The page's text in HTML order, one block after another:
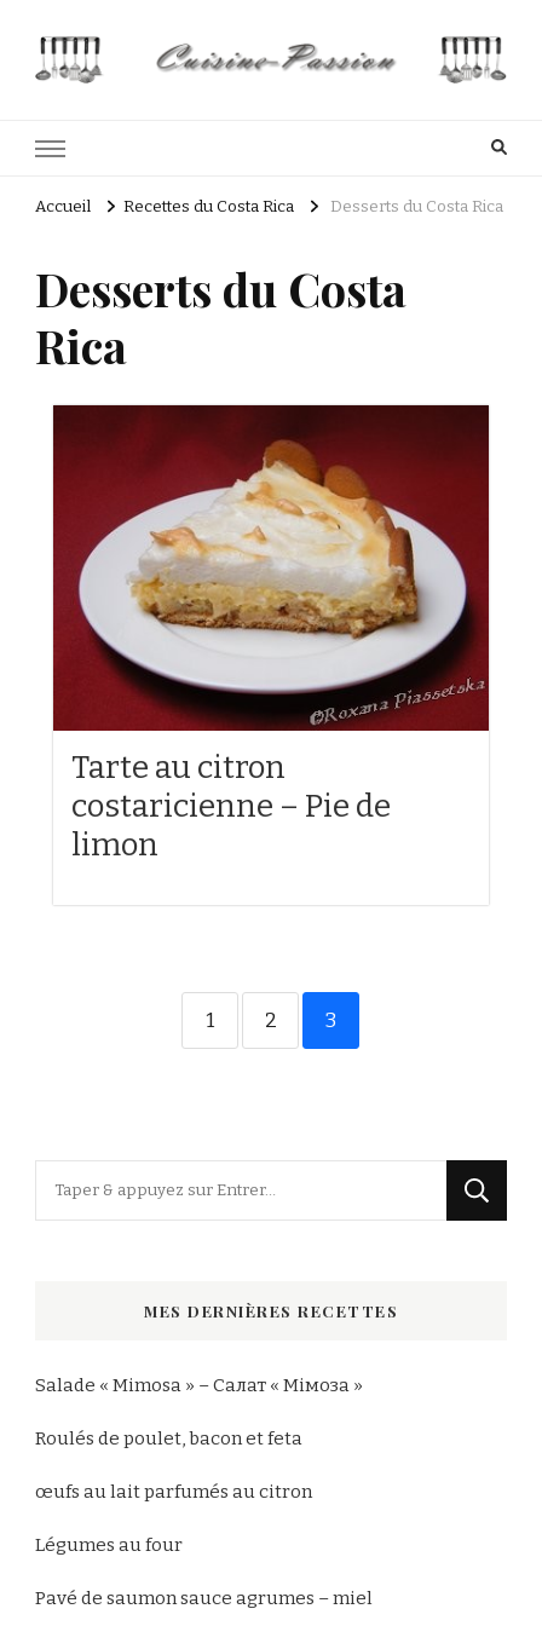
Accueil Recettes du Costa Rica Desserts du Costa Rica
Desserts du Costa
Rica
Tarte au citron
costaricienne – Pie de
limon
1 2 3
MES DERNIÈRES RECETTES
Salade « Mimosa » – Салат « Мімоза »
Roulés de poulet, bacon et feta
œufs au lait parfumés au citron
Légumes au four
Pavé de saumon sauce agrumes – miel